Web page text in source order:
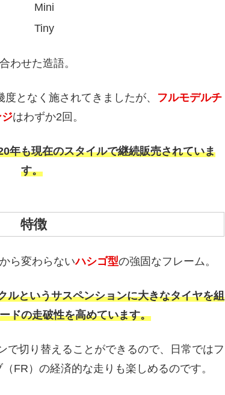
Mini
Tiny
わせた造語。
となく施されてきましたが、 フルモデルチ
はわずか2回。
年も現在のスタイルで継続販売されていま
す。
特徴
ら変わらないハシゴ型の強固なフレーム。
ルというサスペンションに大きなタイヤを組
ドの走破性を高めています。
で切り替えることができるので、日常ではフ
FR）の経済的な走りも楽しめるのです。